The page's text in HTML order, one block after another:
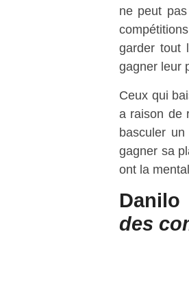
ne peut
garder tout
gagner leur
Ceux qui
a raison de
basculer
gagner sa
ont la
Danilo
des